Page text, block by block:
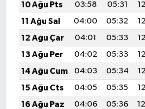
10 Ağu Pts
03:58 05:31
11 Ağu Sal
04:00 05:32
12 Ağu Çar
04:01 05:33
13 Ağu Per
04:02 05:33
14 Ağu Cum
04:03 05:34
15 Ağu Cts
04:05 05:35
16 Ağu Paz
04:06 05:36